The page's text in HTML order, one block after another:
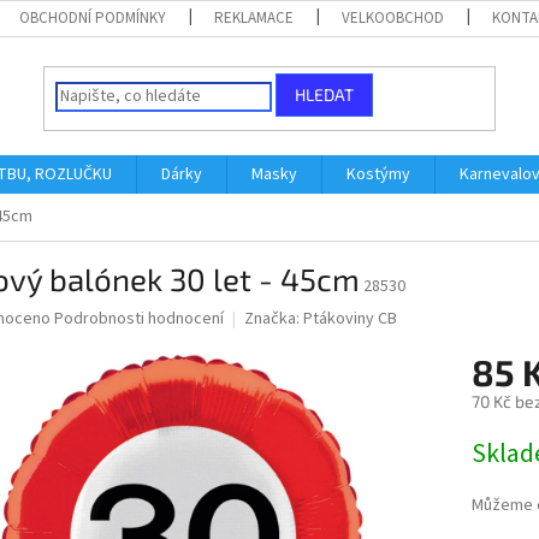
OBCHODNÍ PODMÍNKY REKLAMACE VELKOOBCHOD
HLEDAT
ROZLUČKU Dárky Masky Kostýmy
balónek 30 let - 45cm 28530
Podrobnosti hodnocení Značka: Ptákoviny CB
85
70 Kč
cena:
Můžeme